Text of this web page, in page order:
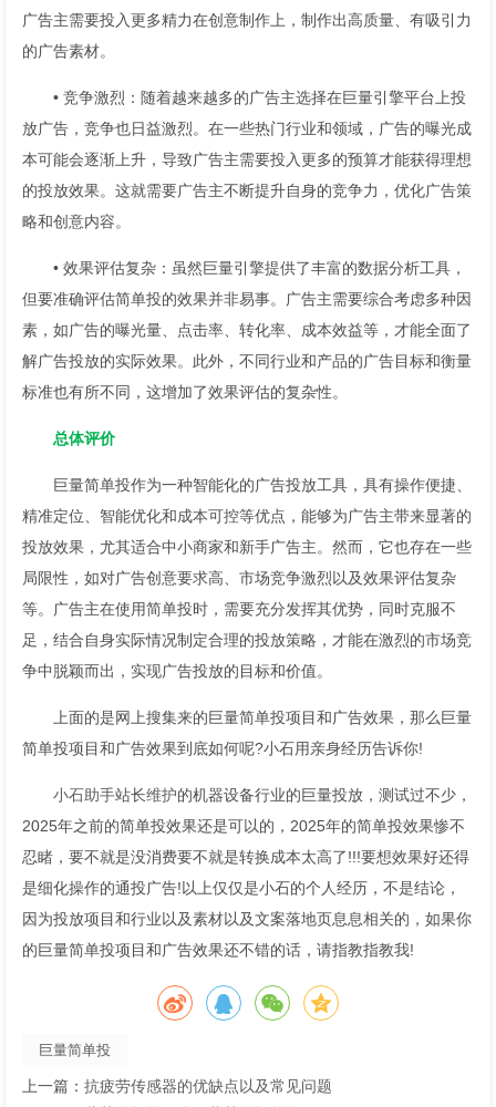
广告主需要投入更多精力在创意制作上，制作出高质量、有吸引力
的广告素材。
• 竞争激烈：随着越来越多的广告主选择在巨量引擎平台上投
放广告，竞争也日益激烈。在一些热门行业和领域，广告的曝光成
本可能会逐渐上升，导致广告主需要投入更多的预算才能获得理想
的投放效果。这就需要广告主不断提升自身的竞争力，优化广告策
略和创意内容。
• 效果评估复杂：虽然巨量引擎提供了丰富的数据分析工具，
但要准确评估简单投的效果并非易事。广告主需要综合考虑多种因
素，如广告的曝光量、点击率、转化率、成本效益等，才能全面了
解广告投放的实际效果。此外，不同行业和产品的广告目标和衡量
标准也有所不同，这增加了效果评估的复杂性。
总体评价
巨量简单投作为一种智能化的广告投放工具，具有操作便捷、
精准定位、智能优化和成本可控等优点，能够为广告主带来显著的
投放效果，尤其适合中小商家和新手广告主。然而，它也存在一些
局限性，如对广告创意要求高、市场竞争激烈以及效果评估复杂
等。广告主在使用简单投时，需要充分发挥其优势，同时克服不
足，结合自身实际情况制定合理的投放策略，才能在激烈的市场竞
争中脱颖而出，实现广告投放的目标和价值。
上面的是网上搜集来的巨量简单投项目和广告效果，那么巨量
简单投项目和广告效果到底如何呢?小石用亲身经历告诉你!
小石助手站长维护的机器设备行业的巨量投放，测试过不少，
2025年之前的简单投效果还是可以的，2025年的简单投效果惨不
忍睹，要不就是没消费要不就是转换成本太高了!!!要想效果好还得
是细化操作的通投广告!以上仅仅是小石的个人经历，不是结论，
因为投放项目和行业以及素材以及文案落地页息息相关的，如果你
的巨量简单投项目和广告效果还不错的话，请指教指教我!
巨量简单投
上一篇： 抗疲劳传感器的优缺点以及常见问题